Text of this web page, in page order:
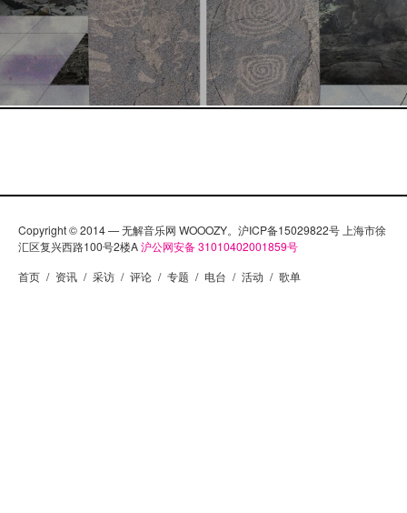
Copyright © 2014 — 无解音乐网 WOOOZY。沪ICP备15029822号 上海市徐
汇区复兴西路100号2楼A沪公网安备 31010402001859号
首页 / 资讯 / 采访 / 评论 / 专题 / 电台 / 活动 / 歌单